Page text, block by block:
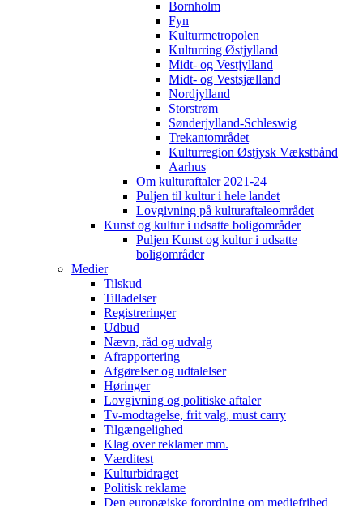
Bornholm
Fyn
Kulturmetropolen
Kulturring Østjylland
Midt- og Vestjylland
Midt- og Vestsjælland
Nordjylland
Storstrøm
Sønderjylland-Schleswig
Trekantområdet
Kulturregion Østjysk Vækstbånd
Aarhus
Om kulturaftaler 2021-24
Puljen til kultur i hele landet
Lovgivning på kulturaftaleområdet
Kunst og kultur i udsatte boligområder
Puljen Kunst og kultur i udsatte
boligområder
Medier
Tilskud
Tilladelser
Registreringer
Udbud
Nævn, råd og udvalg
Afrapportering
Afgørelser og udtalelser
Høringer
Lovgivning og politiske aftaler
Tv-modtagelse, frit valg, must carry
Tilgængelighed
Klag over reklamer mm.
Værditest
Kulturbidraget
Politisk reklame
Den europæiske forordning om mediefrihed